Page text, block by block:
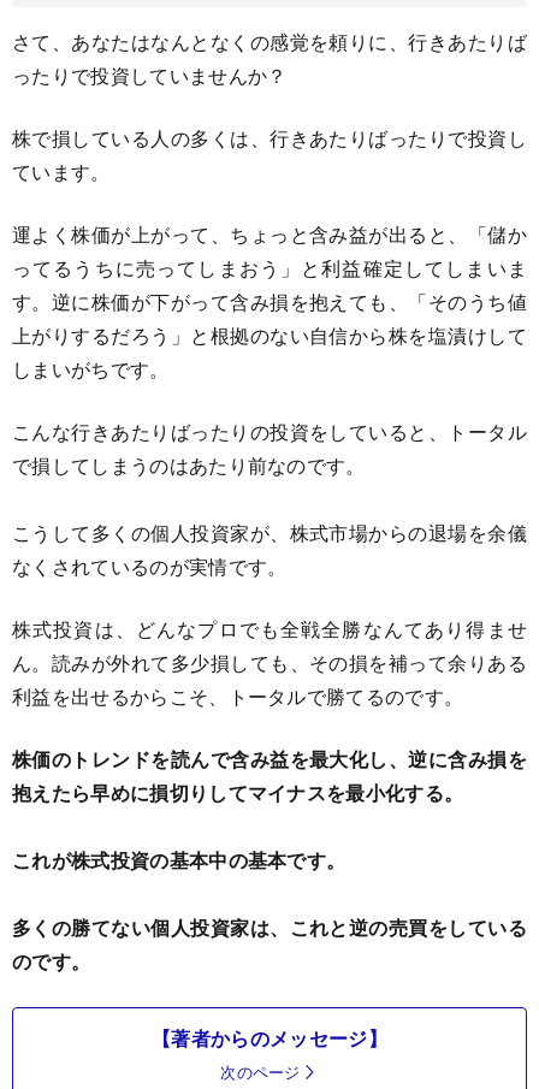
さて、あなたはなんとなくの感覚を頼りに、行きあたりば
ったりで投資していませんか？
株で損している人の多くは、行きあたりばったりで投資し
ています。
運よく株価が上がって、ちょっと含み益が出ると、「儲か
ってるうちに売ってしまおう」と利益確定してしまいま
す。逆に株価が下がって含み損を抱えても、「そのうち値
上がりするだろう」と根拠のない自信から株を塩漬けして
しまいがちです。
こんな行きあたりばったりの投資をしていると、トータル
で損してしまうのはあたり前なのです。
こうして多くの個人投資家が、株式市場からの退場を余儀
なくされているのが実情です。
株式投資は、どんなプロでも全戦全勝なんてあり得ませ
ん。読みが外れて多少損しても、その損を補って余りある
利益を出せるからこそ、トータルで勝てるのです。
株価のトレンドを読んで含み益を最大化し、逆に含み損を
抱えたら早めに損切りしてマイナスを最小化する。
これが株式投資の基本中の基本です。
多くの勝てない個人投資家は、これと逆の売買をしている
のです。
【著者からのメッセージ】
次のページ